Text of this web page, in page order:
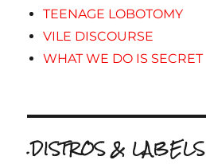
TEENAGE LOBOTOMY
VILE DISCOURSE
WHAT WE DO IS SECRET
.DISTROS & LABELS